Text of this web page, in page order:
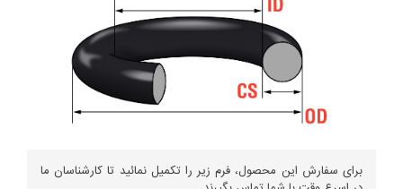
برای سفارش این محصول، فرم زیر را تکمیل نمائید تا کارشناسان ما